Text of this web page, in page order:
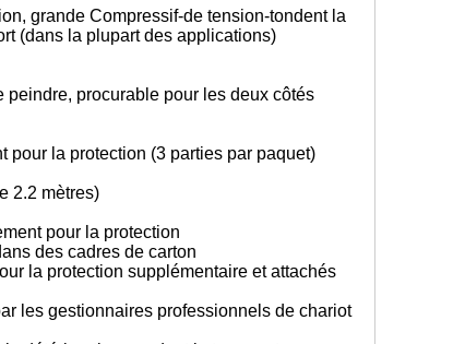
grande Compressif-de tension-tondent la
(dans la plupart des applications)
procurable pour les deux côtés
pour la protection (3 parties par paquet)
2.2 mètres)
pour la protection
des cadres de carton
la protection supplémentaire et attachés
les gestionnaires professionnels de chariot